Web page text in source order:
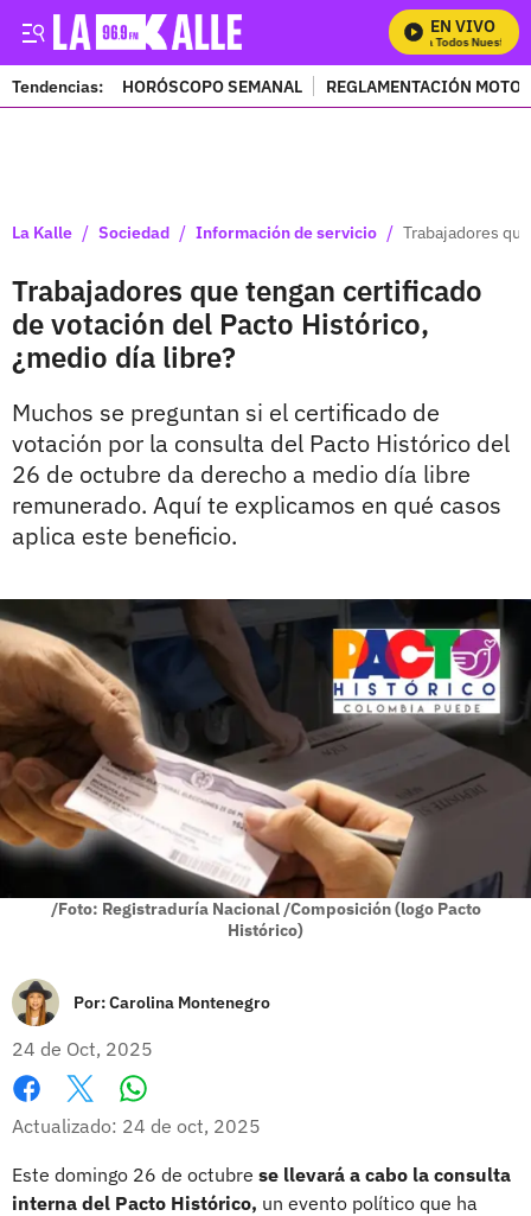
EN VIVO
Mira Todos Nuestros
Tendencias: HORÓSCOPO SEMANAL REGLAMENTACIÓN
La Kalle / Sociedad / Información de servicio / Trabajadores
Trabajadores que tengan certificado
de votación del Pacto Histórico,
¿medio día libre?
Muchos se preguntan si el certificado de
votación por la consulta del Pacto Histórico del
26 de octubre da derecho a medio día libre
remunerado. Aquí te explicamos en qué casos
aplica este beneficio.
/Foto: Registraduría Nacional /Composición (logo Pacto
Histórico)
Por:Carolina Montenegro
24 de Oct, 2025
Facebook
X
Actualizado: 24 de oct, 2025
Este domingo 26 de octubre se llevará a cabo la consulta
interna del Pacto Histórico, un evento político que ha